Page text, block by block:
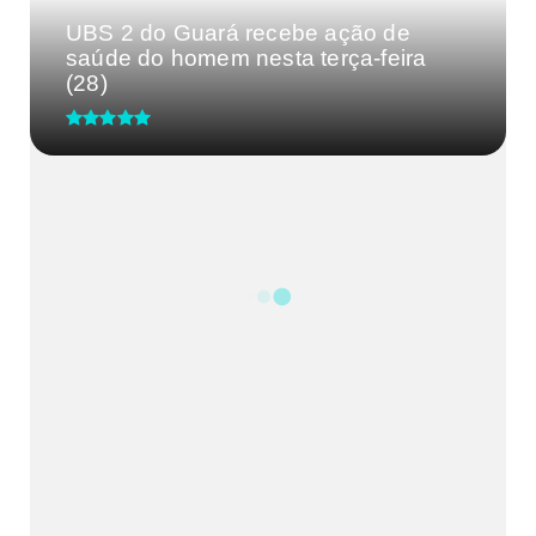
UBS 2 do Guará recebe ação de
saúde do homem nesta terça-feira
(28)